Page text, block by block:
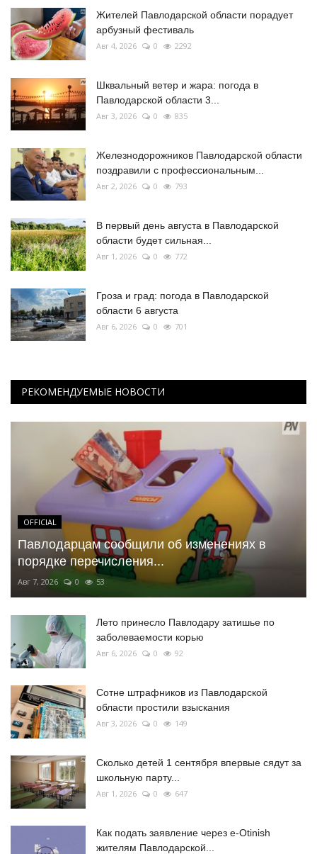
Жителей Павлодарской области порадует
арбузный фестиваль
Авг 4, 2026 0 2292
Шквальный ветер и жара: погода в
Павлодарской области 3...
Авг 3, 2026 0 835
Железнодорожников Павлодарской области
поздравили с профессиональным...
Авг 2, 2026 0 793
В первый день августа в Павлодарской
области будет сильная...
Авг 1, 2026 0 772
Гроза и град: погода в Павлодарской
области 6 августа
Авг 6, 2026 0 701
РЕКОМЕНДУЕМЫЕ НОВОСТИ
OFFICIAL
Павлодарцам сообщили об изменениях в
порядке перечисления...
Авг 7, 2026 0 53
Лето принесло Павлодару затишье по
заболеваемости корью
Авг 6, 2026 0 92
Сотне штрафников из Павлодарской
области простили взыскания
Авг 3, 2026 0 149
Сколько детей 1 сентября впервые сядут за
школьную парту...
Авг 1, 2026 0 647
Как подать заявление через e-Otinish
жителям Павлодарской...